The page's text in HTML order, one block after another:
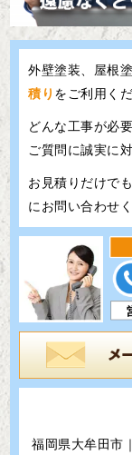
外壁塗装、屋根
積り をご利用くだ
どんな工事が必
ご質問に誠実に
お見積りだけで
にお問い合わせ
福岡県大牟田市